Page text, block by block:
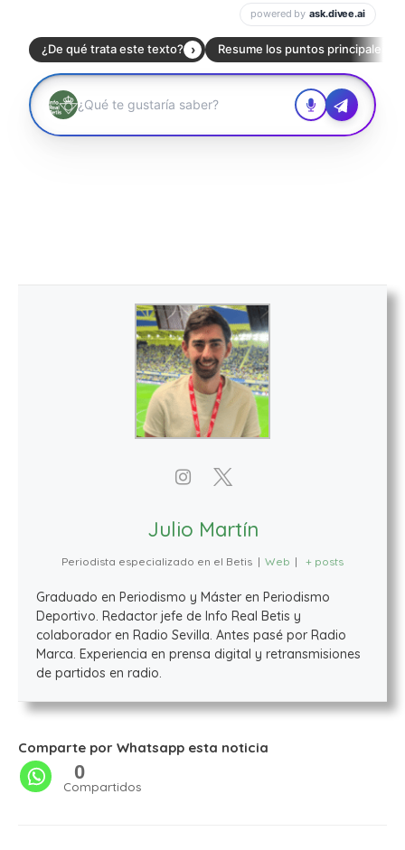
Julio Martín
Periodista especializado en el Betis | Web | + posts
Graduado en Periodismo y Máster en Periodismo
Deportivo. Redactor jefe de Info Real Betis y
colaborador en Radio Sevilla. Antes pasé por Radio
Marca. Experiencia en prensa digital y retransmisiones
de partidos en radio.
Comparte por Whatsapp esta noticia
0
Compartidos